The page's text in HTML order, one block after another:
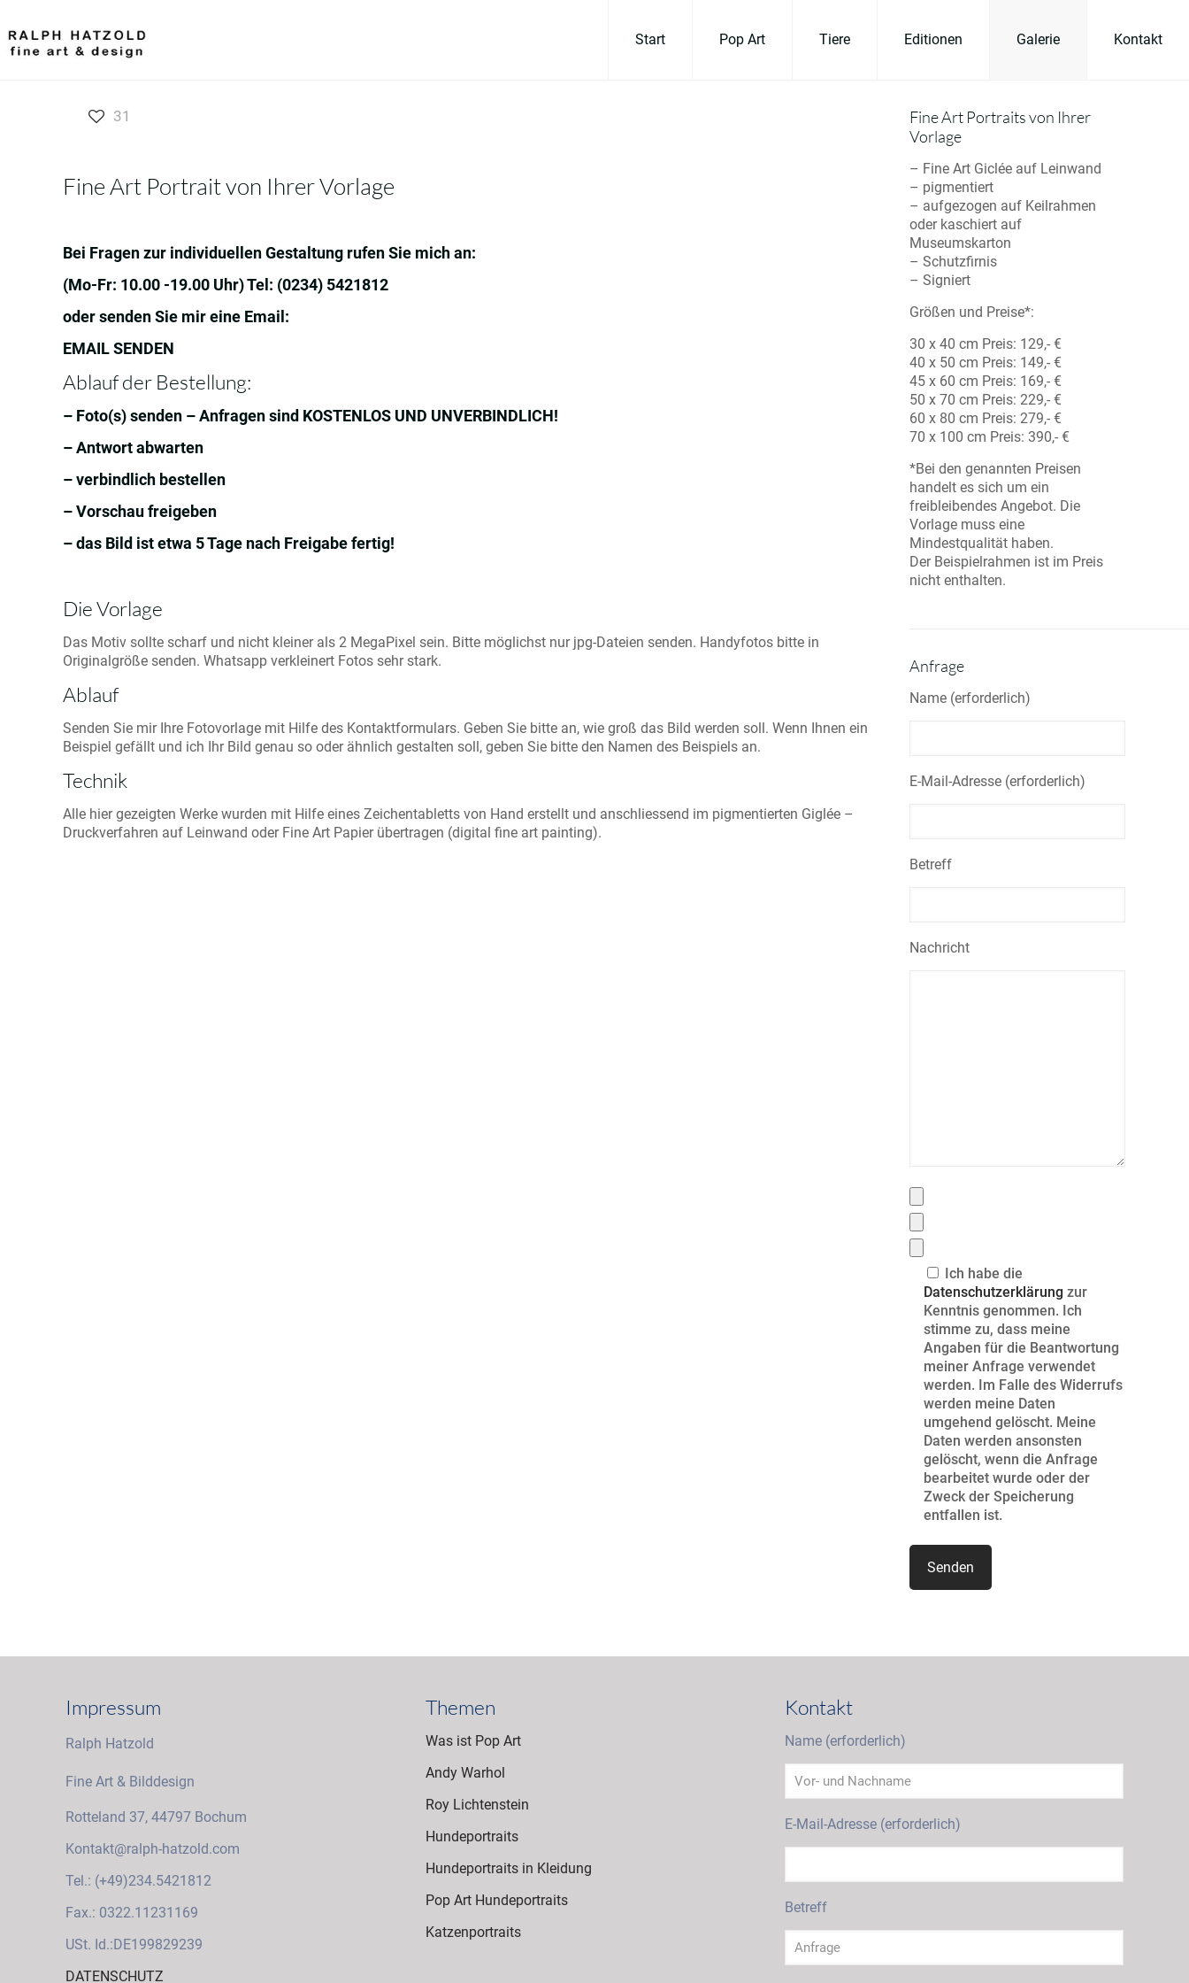
Start Pop Art Tiere Editionen Galerie Kontakt
31
Fine Art Portrait von Ihrer Vorlage
Bei Fragen zur individuellen Gestaltung rufen Sie mich an:
(Mo-Fr: 10.00 -19.00 Uhr) Tel: (0234) 5421812
oder senden Sie mir eine Email:
EMAIL SENDEN
Ablauf der Bestellung:
– Foto(s) senden – Anfragen sind KOSTENLOS UND UNVERBINDLICH!
– Antwort abwarten
– verbindlich bestellen
– Vorschau freigeben
– das Bild ist etwa 5 Tage nach Freigabe fertig!
Die Vorlage
Das Motiv sollte scharf und nicht kleiner als 2 MegaPixel sein. Bitte möglichst nur jpg-Dateien senden. Handyfotos bitte in
Originalgröße senden. Whatsapp verkleinert Fotos sehr stark.
Ablauf
Senden Sie mir Ihre Fotovorlage mit Hilfe des Kontaktformulars. Geben Sie bitte an, wie groß das Bild werden soll. Wenn Ihnen ein
Beispiel gefällt und ich Ihr Bild genau so oder ähnlich gestalten soll, geben Sie bitte den Namen des Beispiels an.
Technik
Alle hier gezeigten Werke wurden mit Hilfe eines Zeichentabletts von Hand erstellt und anschliessend im pigmentierten Giglée –
Druckverfahren auf Leinwand oder Fine Art Papier übertragen (digital fine art painting).
Fine Art Portraits von Ihrer
Vorlage
– Fine Art Giclée auf Leinwand
– pigmentiert
– aufgezogen auf Keilrahmen
oder kaschiert auf
Museumskarton
– Schutzfirnis
– Signiert
Größen und Preise*:
30 x 40 cm Preis: 129,- €
40 x 50 cm Preis: 149,- €
45 x 60 cm Preis: 169,- €
50 x 70 cm Preis: 229,- €
60 x 80 cm Preis: 279,- €
70 x 100 cm Preis: 390,- €
*Bei den genannten Preisen
handelt es sich um ein
freibleibendes Angebot. Die
Vorlage muss eine
Mindestqualität haben.
Der Beispielrahmen ist im Preis
nicht enthalten.
Anfrage
Name (erforderlich)
E-Mail-Adresse (erforderlich)
Betreff
Nachricht
Ich habe die
Datenschutzerklärung zur
Kenntnis genommen. Ich
stimme zu, dass meine
Angaben für die Beantwortung
meiner Anfrage verwendet
werden. Im Falle des Widerrufs
werden meine Daten
umgehend gelöscht. Meine
Daten werden ansonsten
gelöscht, wenn die Anfrage
bearbeitet wurde oder der
Zweck der Speicherung
entfallen ist.
Impressum
Ralph Hatzold
Fine Art & Bilddesign
Rotteland 37, 44797 Bochum
Kontakt@ralph-hatzold.com
Tel.: (+49)234.5421812
Fax.: 0322.11231169
USt. Id.:DE199829239
DATENSCHUTZ
Themen
Was ist Pop Art
Andy Warhol
Roy Lichtenstein
Hundeportraits
Hundeportraits in Kleidung
Pop Art Hundeportraits
Katzenportraits
Kontakt
Name (erforderlich)
E-Mail-Adresse (erforderlich)
Betreff